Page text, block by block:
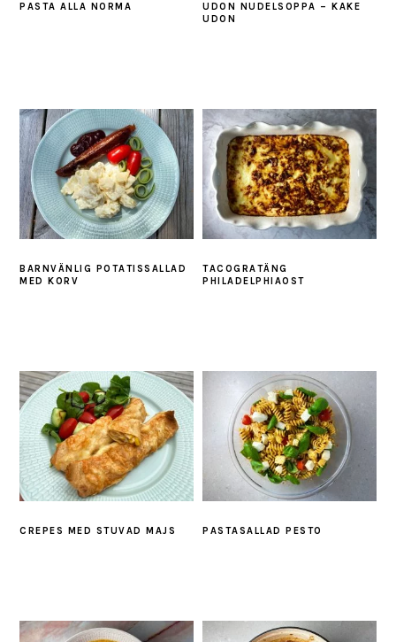
PASTA ALLA NORMA
UDON NUDELSOPPA – KAKE
UDON
BARNVÄNLIG POTATISSALLAD
MED KORV
TACOGRATÄNG
PHILADELPHIAOST
CREPES MED STUVAD MAJS PASTASALLAD PESTO